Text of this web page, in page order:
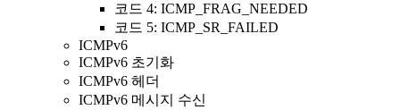
코드 4: ICMP_FRAG_NEEDED
코드 5: ICMP_SR_FAILED
ICMPv6
ICMPv6 초기화
ICMPv6 헤더
ICMPv6 메시지 수신